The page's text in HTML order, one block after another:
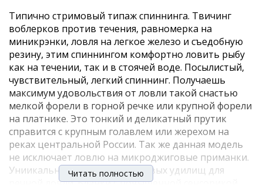
Типично стримовый типаж спиннинга. Твичинг
воблерков против течения, равномерка на
миникрэнки, ловля на легкое железо и съедобную
резину, этим спиннингом комфортно ловить рыбу
как на течении, так и в стоячей воде. Посылистый,
чувствительный, легкий спиннинг. Получаешь
максимум удовольствия от ловли такой снастью
мелкой форели в горной речке или крупной форели
на платнике. Это тонкий и деликатный прутик
справится с крупным голавлем или жерехом на
реках центральной России. Так же данная модель
не исключает ловлю на микроджиговые приманки.
Униикальная серия спиннинговых удилищ для
речной ловли. Бланки с повышенной сенсорикой
Читать полностью